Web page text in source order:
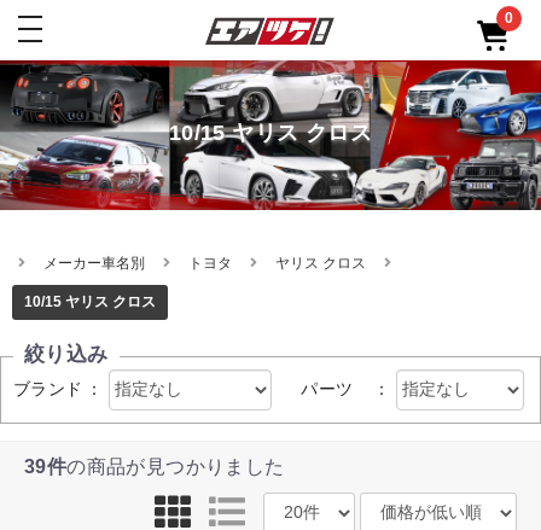
toggle
0
10/15 ヤリス クロス
メーカー車名別 トヨタ ヤリス クロス
10/15 ヤリス クロス
絞り込み
ブランド ： パーツ ：
39件の商品が見つかりました